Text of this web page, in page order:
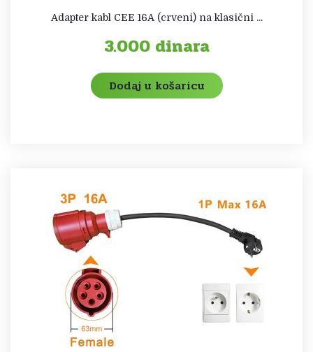
Adapter kabl CEE 16A (crveni) na klasični ...
3.000 dinara
Dodaj u košaricu